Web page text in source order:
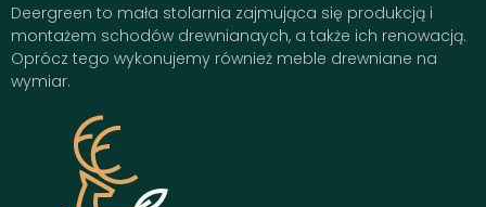
Deergreen to mała stolarnia zajmująca się produkcją i
montażem schodów drewnianaych, a także ich renowacją.
Oprócz tego wykonujemy również meble drewniane na
wymiar.